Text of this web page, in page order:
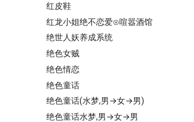
红皮鞋
红龙小姐绝不恋爱⊙喧嚣酒馆
绝世人妖养成系统
绝色女贼
绝色情恋
绝色童话
绝色童话(水梦,男→女→男)
绝色童话水梦,男→女→男